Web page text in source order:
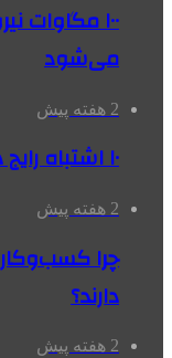
۱۰۰ مگاوات
می‌شود
2 هفته پیش
۱۰ اشتباه رایج هنگام انتخاب تاورکرین برای پروژه
2 هفته پیش
چرا
دارند؟
2 هفته پیش